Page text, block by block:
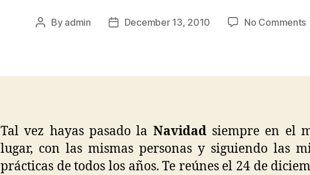
Post
By admin
PostDecember 13, 2010 No Commentson
Tal vez hayas pasado la Navidadsiempre en el
lugar, con las mismas personas y siguiendo las
prácticas de todos los años. Te reúnes el 24 de